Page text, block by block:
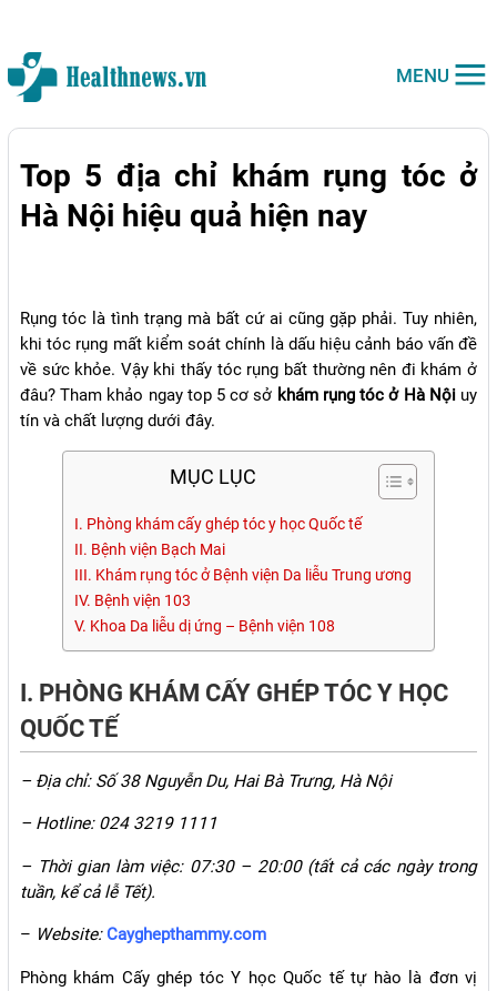
MENU
Top 5 địa chỉ khám rụng tóc ở
Hà Nội hiệu quả hiện nay
Rụng tóc là tình trạng mà bất cứ ai cũng gặp phải. Tuy nhiên,
khi tóc rụng mất kiểm soát chính là dấu hiệu cảnh báo vấn đề
về sức khỏe. Vậy khi thấy tóc rụng bất thường nên đi khám ở
đâu? Tham khảo ngay top 5 cơ sở khám rụng tóc ở Hà Nộiuy
tín và chất lượng dưới đây.
MỤC LỤC
I. Phòng khám cấy ghép tóc y học Quốc tế
II. Bệnh viện Bạch Mai
III. Khám rụng tóc ở Bệnh viện Da liễu Trung ương
IV. Bệnh viện 103
V. Khoa Da liễu dị ứng – Bệnh viện 108
I. PHÒNG KHÁM CẤY GHÉP TÓC Y HỌC
QUỐC TẾ
– Địa chỉ: Số 38 Nguyễn Du, Hai Bà Trưng, Hà Nội
– Hotline: 024 3219 1111
– Thời gian làm việc: 07:30 – 20:00 (tất cả các ngày trong
tuần, kể cả lễ Tết).
– Website: Cayghepthammy.com
Phòng khám Cấy ghép tóc Y học Quốc tế tự hào là đơn vị